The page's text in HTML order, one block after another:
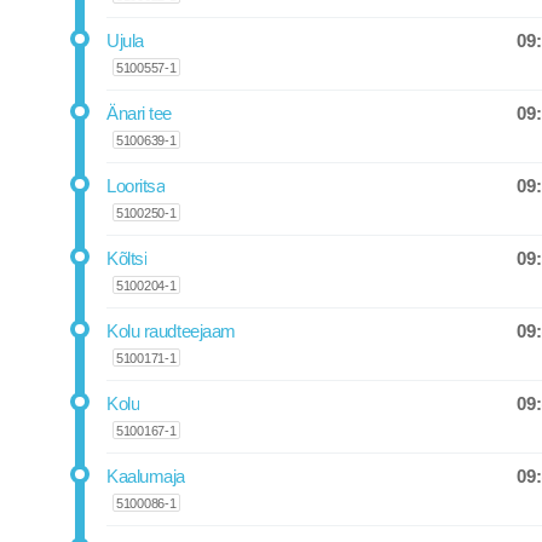
Ujula
5100557-1
Änari tee
5100639-1
Looritsa
5100250-1
Kõltsi
5100204-1
Kolu raudteejaam
5100171-1
Kolu
5100167-1
Kaalumaja
5100086-1